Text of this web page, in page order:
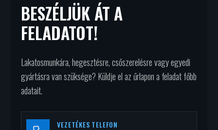
BESZÉLJÜK ÁT A
FELADATOT!
Lakatosmunkára, hegesztésre, csőszerelésre vagy egyedi
gyártásra van szüksége? Küldje el az űrlapon a feladat főbb
adatait.
VEZETÉKES TELEFON